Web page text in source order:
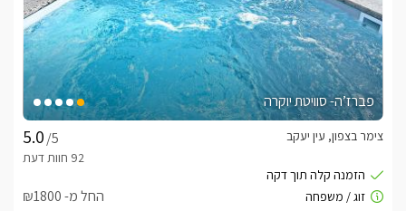
פברז’ה- סוויטת יוקרה
/5
צימר בצפון, עין יעקב
החל מ- ₪1800